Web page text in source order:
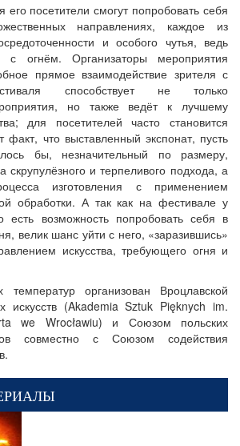
посетители смогут попробовать себя
направлениях, каждое из
и особого чутья, ведь
с огнём. Организаторы мероприятия
прямое взаимодействие зрителя с
способствует не только
но также ведёт к лучшему
для посетителей часто становится
факт, что выставленный экспонат, пусть
бы, незначительный по размеру,
скрупулёзного и терпеливого подхода, а
изготовления с применением
обработки. А так как на фестивале у
есть возможность попробовать себя в
велик шанс уйти с него, «заразившись»
искусства, требующего огня и
температур организован Вроцлавской
искусств (Akademia Sztuk Pięknych im.
we Wrocławiu) и Союзом польских
совместно с Союзом содействия